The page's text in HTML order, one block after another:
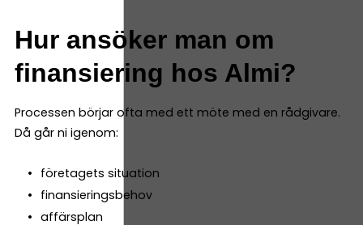
Hur ansöker man om
finansiering hos Almi?
Processen börjar ofta med ett möte med en rådgivare.
Då går ni igenom:
företagets situation
finansieringsbehov
affärsplan